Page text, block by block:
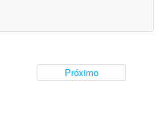
Próximo